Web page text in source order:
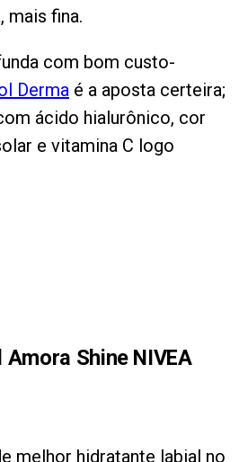
mais fina.
com bom custo-
Derma é a aposta certeira;
ácido hialurônico, cor
e vitamina C logo
Shine NIVEA
melhor hidratante labial no